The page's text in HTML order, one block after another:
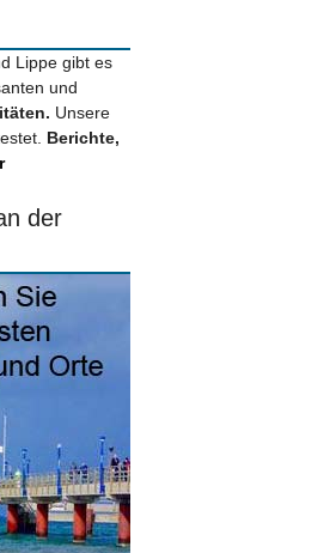
Lippe gibt es
und
Unsere
Berichte,
der